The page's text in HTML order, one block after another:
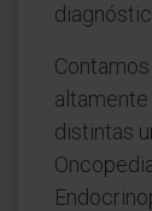
distintas